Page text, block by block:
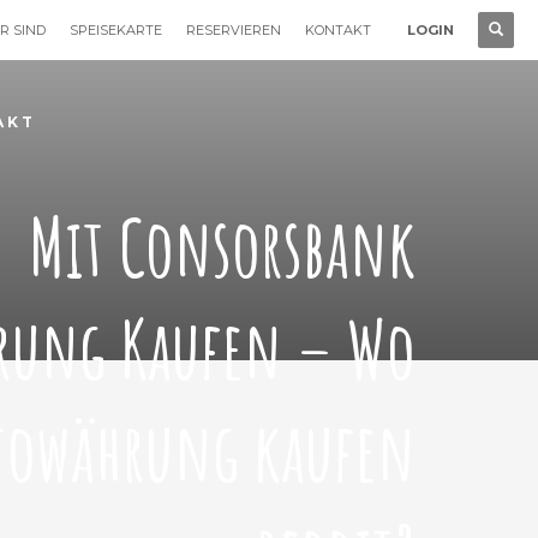
SIND SPEISEKARTE RESERVIEREN KONTAKT LOGIN
Mit Consorsbank
Kaufen – Wo